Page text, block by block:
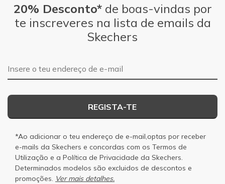
20% Desconto*de boas-vindas por
te inscreveres na lista de emails da
Skechers
Endereço de e-mail
REGISTA-TE
*Ao adicionar o teu endereço de e-mail,optas por receber
e-mails da Skechers e concordas com os Termos de
Utilização e a Política de Privacidade da Skechers.
Determinados modelos são excluidos de descontos e
promoções. Ver mais detalhes.